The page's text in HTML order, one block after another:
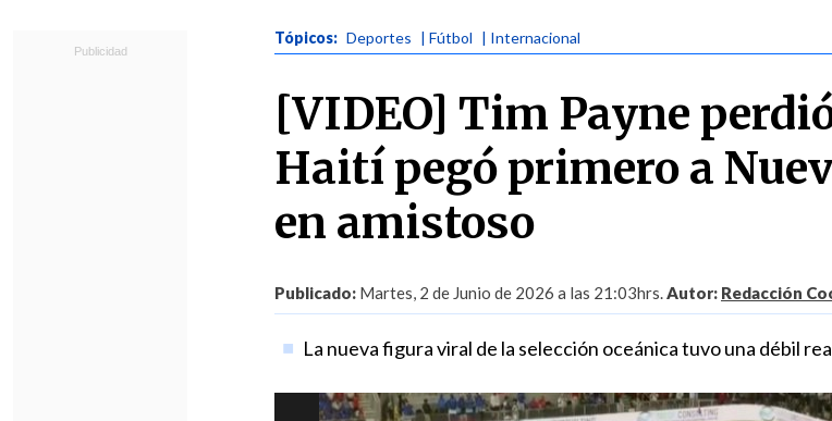
Tópicos: Deportes | Fútbol | Internacional
[VIDEO] Tim Payne
Haití pegó primero a
en amistoso
Publicado: Martes, 2 de Junio de 2026 a las 21:03hrs.Autor: Redacción
La nueva figura viral de la selección oceánica tuvo una débil